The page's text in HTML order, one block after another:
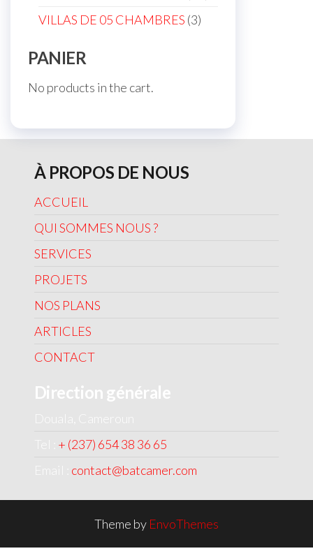
VILLAS DE 05 CHAMBRES 33
PANIER
No products in the cart.
À PROPOS DE NOUS
ACCUEIL
QUI SOMMES NOUS ?
SERVICES
PROJETS
NOS PLANS
ARTICLES
CONTACT
Direction générale
Douala, Cameroun
Tel : + (237) 654 38 36 65
Email : contact@batcamer.com
Theme by EnvoThemes